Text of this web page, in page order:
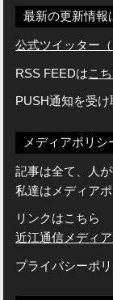
最新の更新情報
公式ツイッター（
RSS FEEDはこ
PUSH通知を受け
メディアポリシ
記事は全て、人が
私達はメディア
リンクはこちら
近江通信メディ
プライバシーポ